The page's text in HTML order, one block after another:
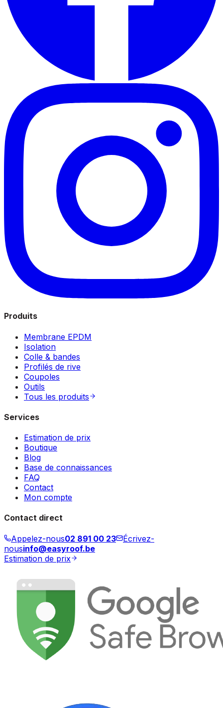
Produits
Membrane EPDM
Isolation
Colle & bandes
Profilés de rive
Coupoles
Outils
Tous les produits
Services
Estimation de prix
Boutique
Blog
Base de connaissances
FAQ
Contact
Mon compte
Contact direct
Appelez-nous02 891 00 23
Écrivez-
nousinfo@easyroof.be
Estimation de prix